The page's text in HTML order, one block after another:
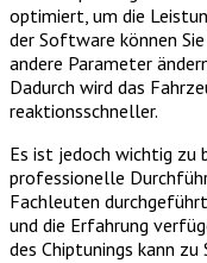
optimiert, um die
der Software können
andere Parameter
Dadurch wird das
reaktionsschneller.
Es ist jedoch wichtig zu
professionelle
Fachleuten
und die Erfahrung
des Chiptunings kann